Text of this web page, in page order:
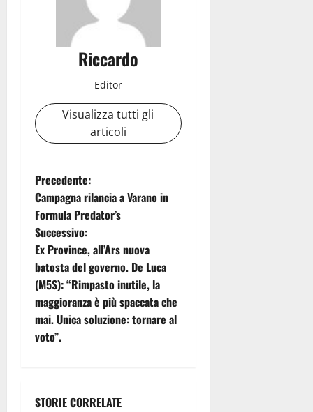
Riccardo
Editor
Visualizza tutti gli
articoli
N
a
v
i
g
a
i
Precedente:
Campagna rilancia a Varano in
Formula Predator’s
Successivo:
Ex Province, all’Ars nuova
batosta del governo. De Luca
(M5S): “Rimpasto inutile, la
maggioranza è più spaccata che
mai. Unica soluzione: tornare al
voto”.
STORIE CORRELATE